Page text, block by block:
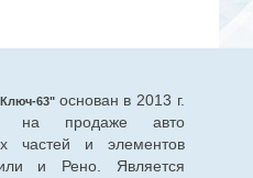
63" основан в 2013 г.
на продаже авто
частей и элементов
и Рено. Является